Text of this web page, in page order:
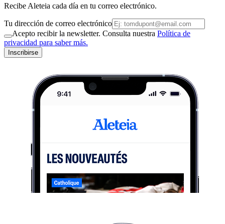
Recibe Aleteia cada día en tu correo electrónico.
Tu dirección de correo electrónico
Acepto recibir la newsletter. Consulta nuestra Política de
privacidad para saber más.
Inscribirse